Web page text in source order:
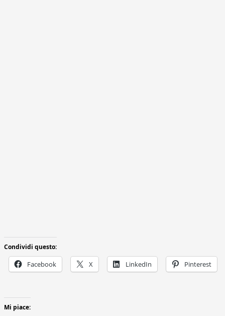
Condividi questo:
Facebook X LinkedIn Pinterest
Mi piace: